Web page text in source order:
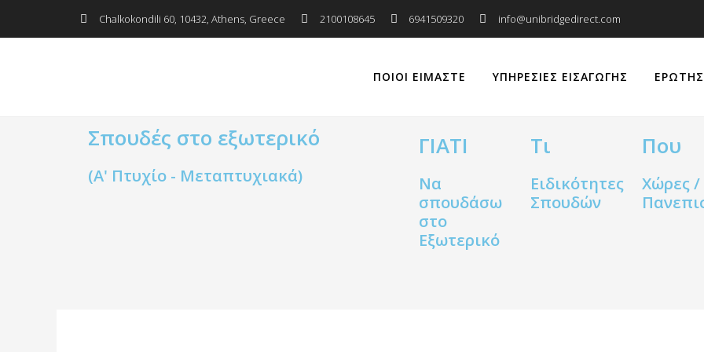
Chalkokondili 60, 10432, Athens, Greece 2100108645 6941509320 info@unibridgedirect.com
ΠΟΙΟΙ ΕΙΜΑΣΤΕ ΥΠΗΡΕΣΙΕΣ ΕΙΣΑΓΩΓΗΣ
Σπουδές στο εξωτερικό
(Α' Πτυχίο - Μεταπτυχιακά)
ΓΙΑΤΙ
Να
σπουδάσω
στο
Εξωτερικό
Τι
Ειδικότητες
Σπουδών
Που
Χώρες /
δημοσιεύσεων